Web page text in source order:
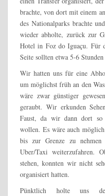
brachte, von dort mit einem
des Nationalparks brachte
wieder abholte, zurück zur
Hotel in Foz do Iguaçu. Für
Seite sollten etwa 5-6
Wir hatten uns für eine
um möglichst früh an den
wäre zwar günstiger
geraubt. Wir erkunden
Faust, da wir dann dort
wollen. Es wäre auch
bis zur Grenze zu
Uber/Taxi weiterzufahren.
stehen, konnten wir nicht
organisiert hatten.
Pünktlich holte uns